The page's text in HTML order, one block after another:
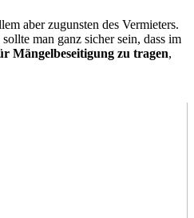
aber zugunsten des Vermieters.
man ganz sicher sein, dass im
Mängelbeseitigung zu tragen,